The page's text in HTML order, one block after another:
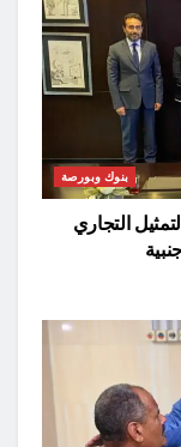
بنوك وبورصة
التجاري